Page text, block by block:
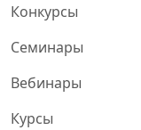
Конкурсы
Семинары
Вебинары
Курсы